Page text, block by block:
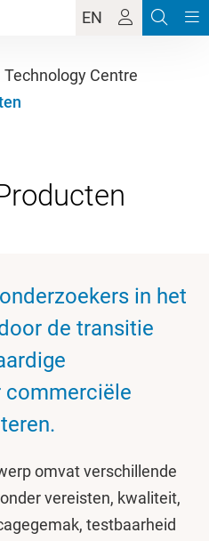
EN
Technology Centre
in het
de transitie
commerciële
omvat verschillende
vereisten, kwaliteit,
testbaarheid